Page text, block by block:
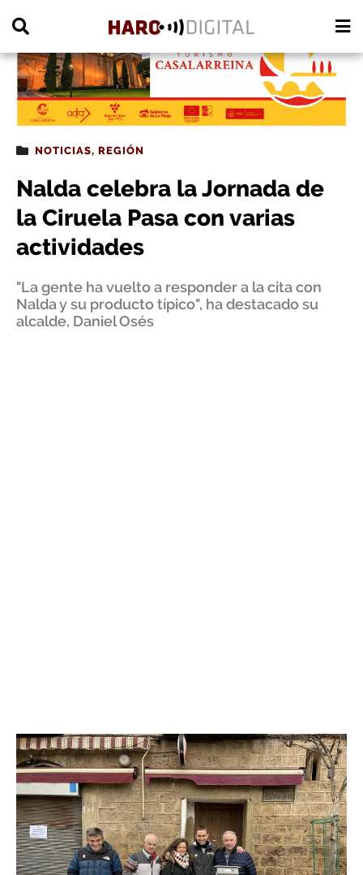
NOTICIAS, REGIÓN
Nalda celebra la Jornada de
la Ciruela Pasa con varias
actividades
"La gente ha vuelto a responder a la cita con
Nalda y su producto típico", ha destacado su
alcalde, Daniel Osés